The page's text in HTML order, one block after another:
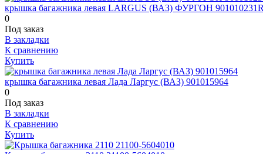
крышка багажника левая LARGUS (ВАЗ) ФУРГОН
0
Под заказ
В закладки
К сравнению
Купить
крышка багажника левая Лада Ларгус (ВАЗ) 901015964
0
Под заказ
В закладки
К сравнению
Купить